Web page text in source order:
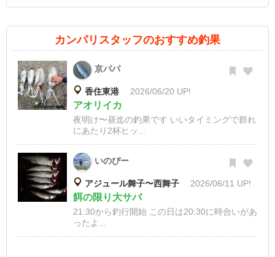
カンパリスタッフのおすすめ釣果
京パパ
香住東港 2026/06/20 UP!
アオリイカ
夜明け〜昼迄の釣果です いいタイミングで群れ
にあたり2杯ヒッ...
いのぴー
アジュール舞子〜西舞子 2026/06/11 UP!
餌の限り大サバ
21:30から釣行開始 この日は20:30に時合いがあ
ったよ...